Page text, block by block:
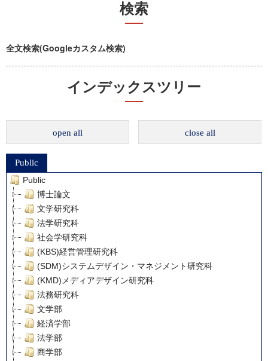
検索
全文検索(Googleカスタム検索)
インデックスツリー
open all close all
Public
Public
博士論文
文学研究科
法学研究科
社会学研究科
(KBS)経営管理研究科
(SDM)システムデザイン・マネジメント研究科
(KMD)メディアデザイン研究科
法務研究科
文学部
経済学部
法学部
商学部